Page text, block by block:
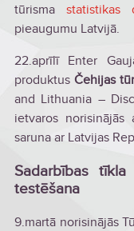
tūrisma statistikas
pieaugumu Latvijā.
22.aprīlī Enter
produktusČehijas
and Lithuania –
ietvaros norisinājās
saruna ar Latvijas
Sadarbības
testēšana
9.martā norisinājās